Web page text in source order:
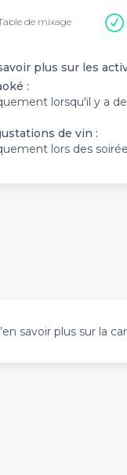
de mixage
plus sur les
:
lorsqu'il y a
de vin :
lors des
savoir plus sur la